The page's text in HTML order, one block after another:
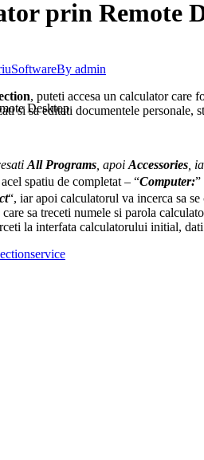
prin Remote
Desktop
SoftwareBy admin
, puteti accesa un calculator care
si sa editati documentele personale,
All Programs, apoiAccessories,
spatiu de completat – “Computer:”
“, iar apoi calculatorul va incerca sa
sa treceti numele si parola
la interfata calculatorului initial,
service